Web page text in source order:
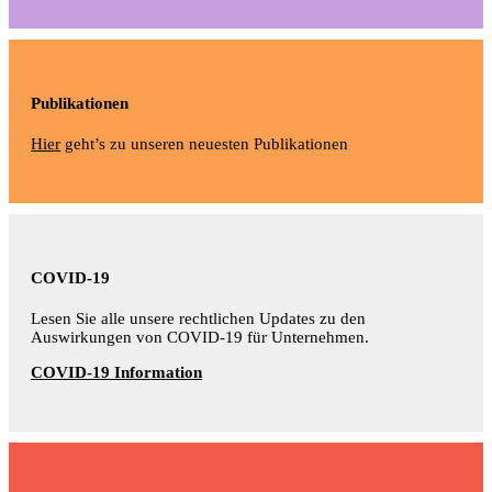
Publikationen
Hier geht’s zu unseren neuesten Publikationen
COVID-19
Lesen Sie alle unsere rechtlichen Updates zu den
Auswirkungen von COVID-19 für Unternehmen.
COVID-19 Information